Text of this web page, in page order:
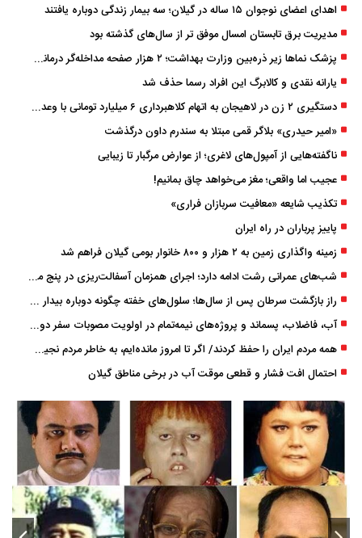
اهدای اعضای نوجوان ۱۵ ساله در گیلان؛ سه بیمار زندگی دوباره یافتند
مدیریت برق تابستان امسال موفق ‌تر از سال‌های گذشته بود
پزشک ‌نماها زیر ذره‌بین وزارت بهداشت؛ ۲ هزار صفحه مداخله‌گر درمانی مسدود شد
یارانه نقدی و کالابرگ این افراد رسما حذف شد
دستگیری ۲ زن در لاهیجان به اتهام کلاهبرداری ۶ میلیارد تومانی با وعده وام
«امیر حیدری» بلاگر قمی مبتلا به سندرم داون درگذشت
ناگفته‌هایی از آمپول‌های لاغری؛ از عوارض مرگبار تا زیبایی
عجیب اما واقعی؛ مغز می‌خواهد چاق بمانیم!
تکذیب شایعه «معافیت سربازان فراری»
پاییز پرباران در راه ایران
زمینه واگذاری زمین به ۲ هزار و ۸۰۰ خانوار بومی گیلان فراهم شد
شب‌های عمرانی رشت ادامه دارد؛ اجرای همزمان آسفالت‌ریزی در پنج منطقه شهری
راز بازگشت سرطان پس از سال‌ها؛ سلول‌های خفته چگونه دوباره بیدار می‌شوند؟
آب، فاضلاب، پسماند و پروژه‌های نیمه‌تمام در اولویت مصوبات سفر دولت
همه مردم ایران را حفظ کردند/ اگر تا امروز مانده‌ایم، به ‌خاطر مردم نجیب ایران بوده است
احتمال افت فشار و قطعی موقت آب در برخی مناطق گیلان